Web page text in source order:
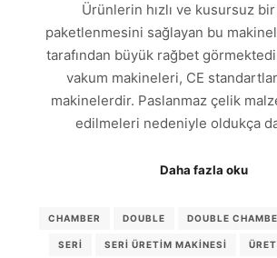
Ürünlerin hızlı ve kusursuz
paketlenmesini sağlayan bu
tarafından büyük rağbet
vakum makineleri, CE
makinelerdir. Paslanmaz çelik
edilmeleri nedeniyle oldukça
Daha fazla oku
CHAMBER DOUBLE DOUBLE
SERI SERI ÜRETIM MAKINESI